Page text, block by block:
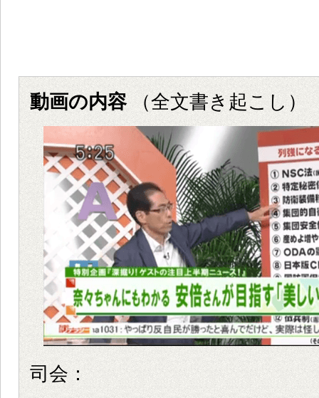
動画の内容（全文書き起こし）
司会：